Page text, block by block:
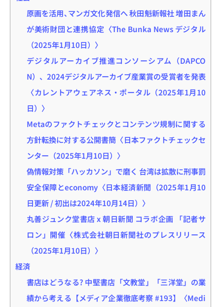
原画を活用､マンガ文化発信へ 秋田魁新報社 増田まん
が美術財団と連携協定〈The Bunka News デジタル
（2025年1月10日）〉
デジタルアーカイブ推進コンソーシアム（DAPCO
N）、2024デジタルアーカイブ産業賞の受賞者を発表
〈カレントアウェアネス・ポータル（2025年1月10
日）〉
Metaのファクトチェックとコンテンツ規制に関する
方針転換に対する公開書簡〈日本ファクトチェックセ
ンター（2025年1月10日）〉
偽情報対策「ハッカソン」で磨く 台湾は拡散に刑事罰
安全保障とeconomy〈日本経済新聞（2025年1月10
日更新 / 初出は2024年10月14日）〉
丸善ジュンク堂書店 x 朝日新聞 コラボ企画 「記者サ
ロン」開催〈株式会社朝日新聞社のプレスリリース
（2025年1月10日）〉
経済
書店はどうなる? 中堅書店「文教堂」「三洋堂」の業
績から考える【メディア企業徹底考察 #193】〈Medi